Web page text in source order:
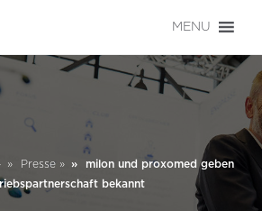
MENU
Presse »
milon und proxomed geben
bekannt